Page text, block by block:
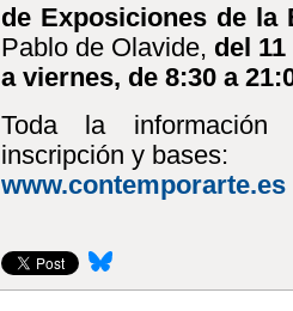
de Exposiciones de la
Pablo de Olavide, del
a viernes, de 8:30 a
Toda la
inscripción y bases:
www.contemporarte.es